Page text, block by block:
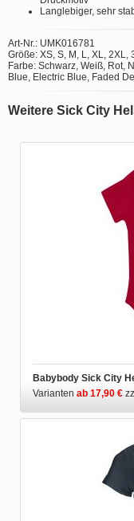
Langlebiger, sehr
Art-Nr.: UMK016781
Größe: XS, S, M, L, XL, 2XL,
Farbe: Schwarz, Weiß, Rot,
Blue, Electric Blue, Faded
Weitere Sick City
Babybody Sick City
Varianten ab 17,90 €